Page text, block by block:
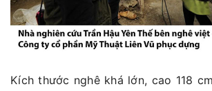
Kích thước nghê khá lớn, cao 118